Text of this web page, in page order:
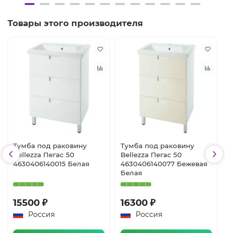
Товары этого производителя
Тумба под раковину
Bellezza Пегас 50
4630406140015 Белая
15500 ₽
Россия
Тумба под раковину
Bellezza Пегас 50
4630406140077 Бежевая
Белая
16300 ₽
Россия